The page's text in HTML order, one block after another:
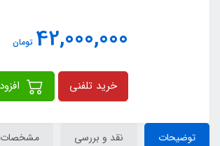
42,000,000 تومان
خرید تلفنی
توضیحات نقد و بررسی مشخصات